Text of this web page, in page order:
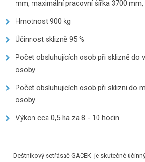
mm, maximální pracovní šířka 3700
Hmotnost 900 kg
Účinnost sklizně 95 %
Počet obsluhujících osob při sklizně do
osoby
Počet obsluhujících osob při sklizni do
osoby
Výkon cca 0,5 ha za 8 - 10 hodin
Deštníkový setřásač GACEK je skutečné